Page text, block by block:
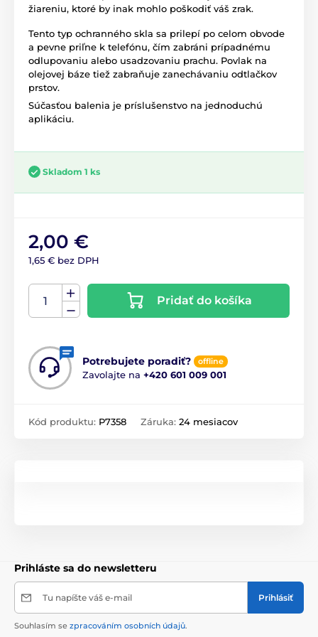
žiareniu, ktoré by inak mohlo poškodiť váš zrak.
Tento typ ochranného skla sa prilepí po celom obvode
a pevne priľne k telefónu, čím zabráni prípadnému
odlupovaniu alebo usadzovaniu prachu. Povlak na
olejovej báze tiež zabraňuje zanechávaniu odtlačkov
prstov.
Súčasťou balenia je príslušenstvo na jednoduchú
aplikáciu.
Skladom 1 ks
2,00 €
1,65 € bez DPH
Pridať do košíka
Potrebujete poradiť? offline
Zavolajte na +420 601 009 001
Kód produktu: P7358 Záruka: 24 mesiacov
Prihláste sa do newsletteru
Tu napíšte váš e-mail Prihlásiť
Souhlasím se zpracováním osobních údajů.